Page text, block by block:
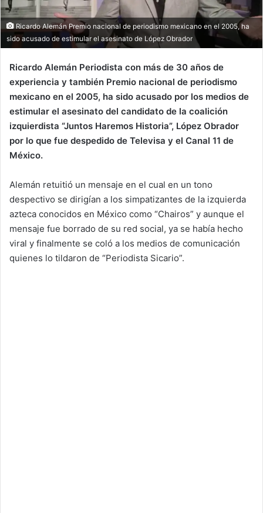
Ricardo Alemán Premio nacional de periodismo mexicano en el 2005, ha
sido acusado de estimular el asesinato de López Obrador
Ricardo Alemán Periodista con más de 30 años de
experiencia y también Premio nacional de periodismo
mexicano en el 2005, ha sido acusado por los medios de
estimular el asesinato del candidato de la coalición
izquierdista “Juntos Haremos Historia”, López Obrador
por lo que fue despedido de Televisa y el Canal 11 de
México.
Alemán retuitió un mensaje en el cual en un tono
despectivo se dirigían a los simpatizantes de la izquierda
azteca conocidos en México como “Chairos” y aunque el
mensaje fue borrado de su red social, ya se había hecho
viral y finalmente se coló a los medios de comunicación
quienes lo tildaron de “Periodista Sicario”.